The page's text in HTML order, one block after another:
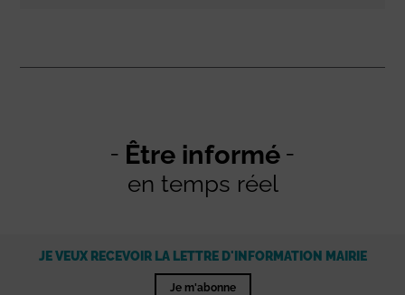
Être informé
en temps réel
JE VEUX RECEVOIR LA LETTRE D'INFORMATION MAIRIE
Je m'abonne